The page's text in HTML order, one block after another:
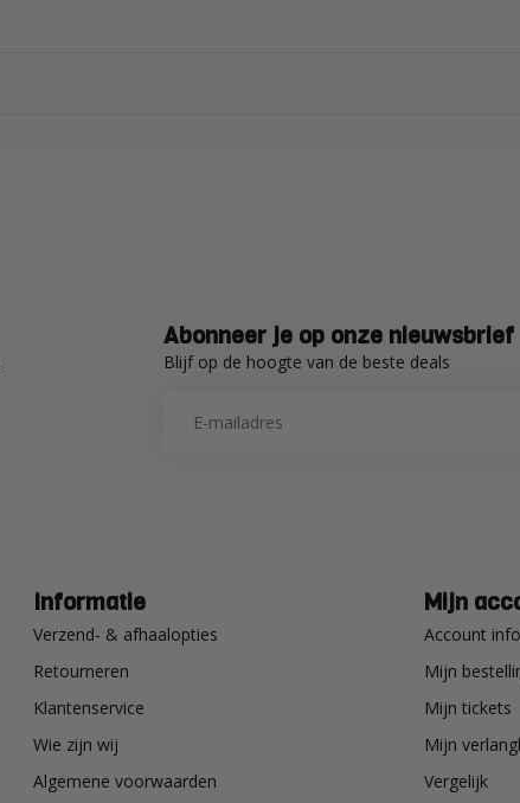
Abonneer je op onze nieuwsbrief
Blijf op de hoogte van de beste deals
Informatie
Verzend- & afhaalopties
Retourneren
Klantenservice
Wie zijn wij
Algemene voorwaarden
Mijn
Account
Mijn
Mijn tickets
Mijn
Vergelijk